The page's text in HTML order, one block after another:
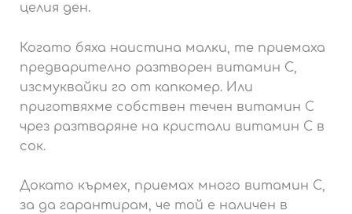
целия ден.
Когато бяха наистина малки, те приемаха
предварително разтворен витамин С,
изсмуквайки го от капкомер. Или
приготвяхме собствен течен витамин С
чрез разтваряне на кристали витамин С в
сок.
Докато кърмех, приемах много витамин С,
за да гарантирам, че той е наличен в